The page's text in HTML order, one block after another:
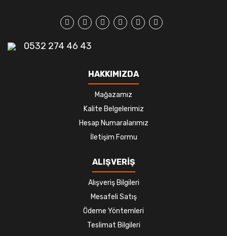
0532 274 46 43
HAKKIMIZDA
Mağazamız
Kalite Belgelerimiz
Hesap Numaralarımız
İletişim Formu
ALIŞVERİŞ
Alışveriş Bilgileri
Mesafeli Satış
Ödeme Yöntemleri
Teslimat Bilgileri